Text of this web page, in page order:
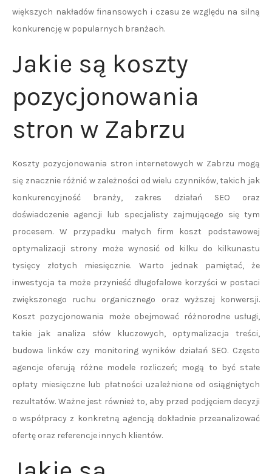
większych nakładów finansowych i czasu ze względu na silną
konkurencję w popularnych branżach.
Jakie są koszty
pozycjonowania
stron w Zabrzu
Koszty pozycjonowania stron internetowych w Zabrzu mogą
się znacznie różnić w zależności od wielu czynników, takich jak
konkurencyjność branży, zakres działań SEO oraz
doświadczenie agencji lub specjalisty zajmującego się tym
procesem. W przypadku małych firm koszt podstawowej
optymalizacji strony może wynosić od kilku do kilkunastu
tysięcy złotych miesięcznie. Warto jednak pamiętać, że
inwestycja ta może przynieść długofalowe korzyści w postaci
zwiększonego ruchu organicznego oraz wyższej konwersji.
Koszt pozycjonowania może obejmować różnorodne usługi,
takie jak analiza słów kluczowych, optymalizacja treści,
budowa linków czy monitoring wyników działań SEO. Często
agencje oferują różne modele rozliczeń; mogą to być stałe
opłaty miesięczne lub płatności uzależnione od osiągniętych
rezultatów. Ważne jest również to, aby przed podjęciem decyzji
o współpracy z konkretną agencją dokładnie przeanalizować
ofertę oraz referencje innych klientów.